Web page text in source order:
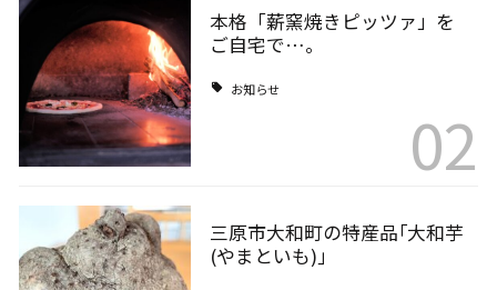
本格「薪窯焼きピッツァ」を
ご自宅で…。
お知らせ
02
三原市大和町の特産品｢大和芋
(やまといも)｣